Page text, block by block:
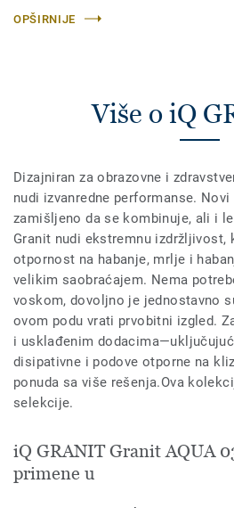
OPŠIRNIJE
Više o iQ
Dizajniran za obrazovne i
nudi izvanredne performanse.
zamišljeno da se kombinuje, ali i
Granit nudi ekstremnu izdržljivost,
otpornost na habanje, mrlje i
velikim saobraćajem. Nema
voskom, dovoljno je jednostavno
ovom podu vrati prvobitni izgled.
i usklađenim
disipativne i podove otporne na
ponuda sa više rešenja.Ova
selekcije.
iQ GRANIT Granit AQUA
primene u